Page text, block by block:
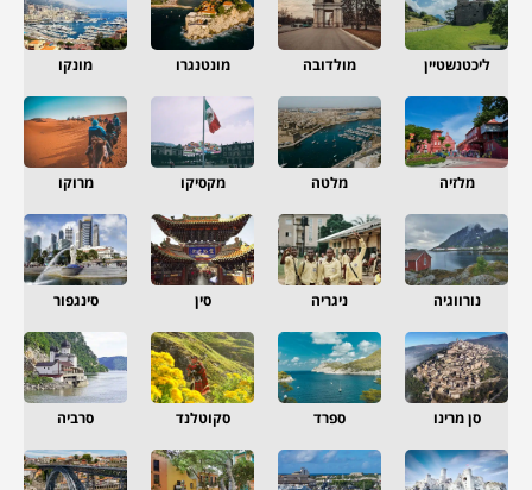
ליכטנשטיין מולדובה מונטנגרו מונקו
מלזיה מלטה מקסיקו מרוקו
נורווגיה ניגריה סין סינגפור
סן מרינו ספרד סקוטלנד סרביה